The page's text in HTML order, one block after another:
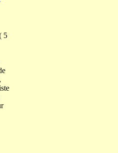
5